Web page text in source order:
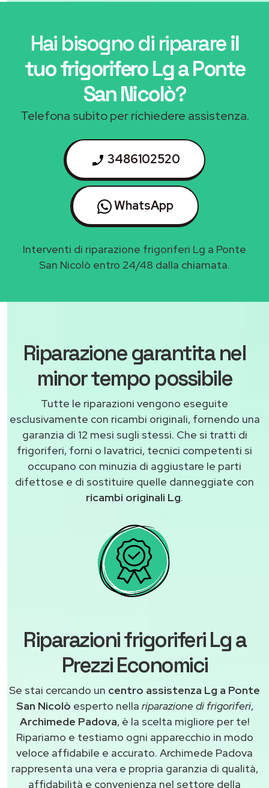
Hai bisogno di riparareil
tuo frigorifero Lg a Ponte
San Nicolò?
Telefona subito per richiedere assistenza.
3486102520
WhatsApp
Interventi di riparazione frigoriferi Lg a Ponte
San Nicolò entro 24/48 dalla chiamata.
Riparazione garantita nel
minor tempo possibile
Tutte le riparazioni vengono eseguite
esclusivamente con ricambi originali, fornendo una
garanzia di 12 mesi sugli stessi. Che si tratti di
frigoriferi, forni o lavatrici, tecnici competenti si
occupano con minuzia di aggiustare le parti
difettose e di sostituire quelle danneggiate con
ricambi originali Lg.
Riparazioni frigoriferi Lg a
Prezzi Economici
Se stai cercando un centro assistenza Lg a Ponte
San Nicolò esperto nella riparazione di frigoriferi,
Archimede Padova, è la scelta migliore per te!
Ripariamo e testiamo ogni apparecchio in modo
veloce affidabile e accurato. Archimede Padova
rappresenta una vera e propria garanzia di qualità,
affidabilità e convenienza nel settore della